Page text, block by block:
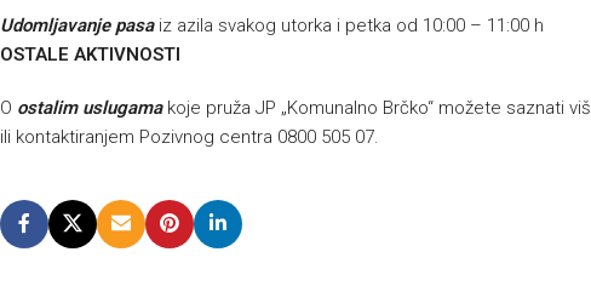
Udomljavanje pasaiz azila svakog utorka i petka od 10:00 – 11:00 h
OSTALE AKTIVNOSTI
O ostalim uslugamakoje pruža JP „Komunalno Brčko“ možete saznati
ili kontaktiranjem Pozivnog centra 0800 505 07.